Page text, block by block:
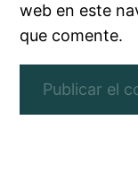
web en este
que comente.